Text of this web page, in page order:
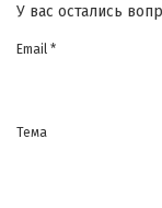
У вас остались
Email *
Тема